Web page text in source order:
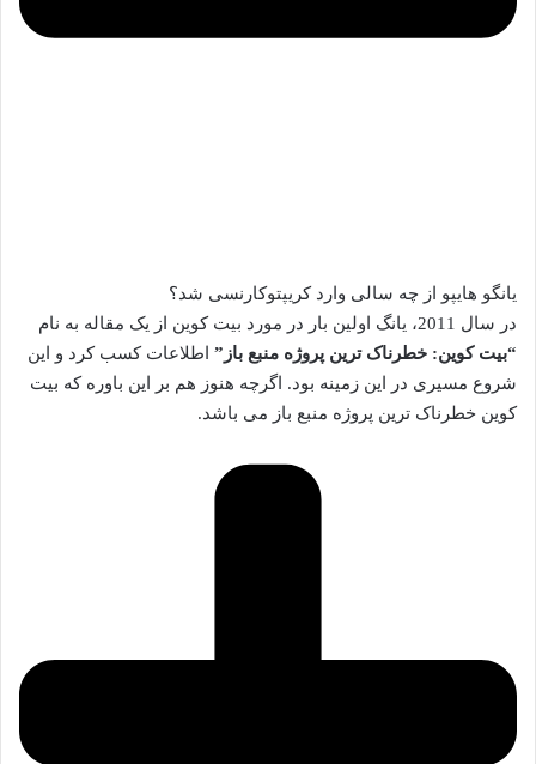
یانگو هایپو از چه سالی وارد کریپتوکارنسی شد؟
در سال 2011، یانگ اولین بار در مورد بیت کوین از یک مقاله به نام
“بیت کوین: خطرناک ترین پروژه منبع باز” اطلاعات کسب کرد و این
شروع مسیری در این زمینه بود. اگرچه هنوز هم بر این باوره که بیت
کوین خطرناک ترین پروژه منبع باز می باشد.